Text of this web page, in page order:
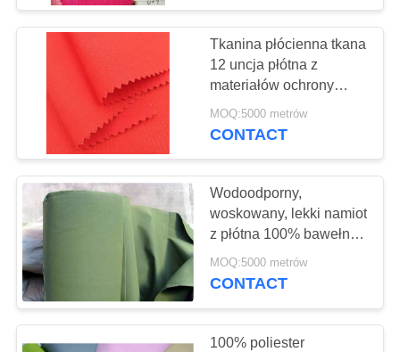
Tkanina płócienna tkana
12 uncja płótna z
materiałów ochrony
środowiska
MOQ:5000 metrów
CONTACT
Wodoodporny,
woskowany, lekki namiot
z płótna 100% bawełny
300GSM-800GSM
MOQ:5000 metrów
CONTACT
100% poliester